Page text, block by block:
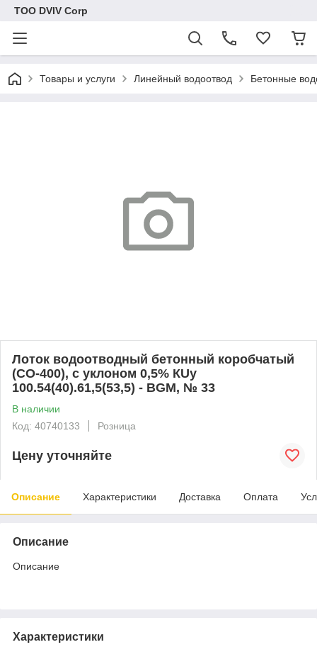
ТОО DVIV Corp
Товары и услуги Линейный водоотвод Бетонные
Лоток водоотводный бетонный коробчатый
(СО-400), с уклоном 0,5% КUу
100.54(40).61,5(53,5) - BGМ, № 33
В наличии
Код: 40740133
Розница
Цену уточняйте
Описание Характеристики Доставка Оплата
Описание
Описание
Характеристики